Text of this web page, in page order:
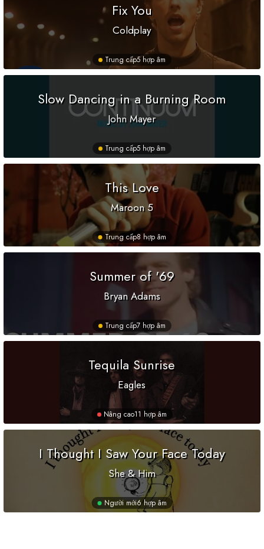
Fix You
Coldplay
Trung cấp5 hợp âm
Slow Dancing in a Burning Room
John Mayer
Trung cấp5 hợp âm
This Love
Maroon 5
Trung cấp8 hợp âm
Summer of '69
Bryan Adams
Trung cấp7 hợp âm
Tequila Sunrise
Eagles
Nâng cao11 hợp âm
I Thought I Saw Your Face Today
She & Him
Người mới6 hợp âm